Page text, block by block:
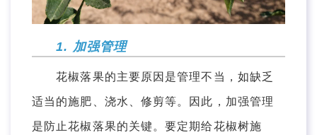
1. 加强管理
花椒落果的主要原因是管理不当，如缺乏
适当的施肥、浇水、修剪等。因此，加强管理
是防止花椒落果的关键。要定期给花椒树施